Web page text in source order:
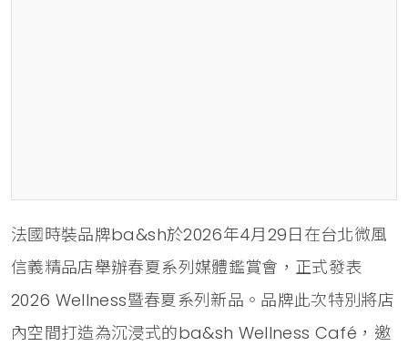
法國時裝品牌ba&sh於2026年4月29日在台北微風
信義精品店舉辦春夏系列媒體鑑賞會，正式發表
2026 Wellness暨春夏系列新品。品牌此次特別將店
內空間打造為沉浸式的ba&sh Wellness Café，邀